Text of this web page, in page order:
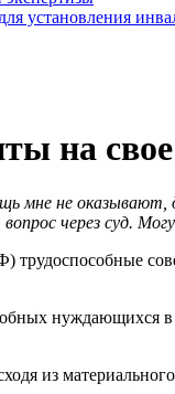
установления
на свое
мне не
через суд.
из